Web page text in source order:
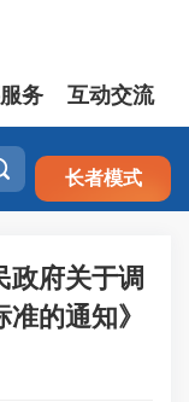
注册 登录
务 互动交流
长者模式
政府关于调
的通知》